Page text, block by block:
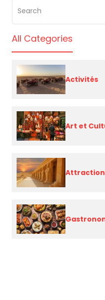
All Categories
Activités
Art et